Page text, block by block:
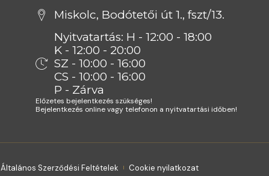
Miskolc, Bodótetői út 1., fszt/13.
Nyitvatartás: H - 12:00 - 18:00
K - 12:00 - 20:00
SZ - 10:00 - 16:00
CS - 10:00 - 16:00
P - Zárva
Előzetes bejelentkezés szükséges!
Bejelentkezés online vagy telefonon a nyitvatartási időben!
Általános Szerződési Feltételek Cookie nyilatkozat